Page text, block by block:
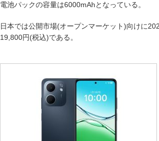
電池パックの容量は6000mAhとなっている。
日本では公開市場(オープンマーケット)向けに
19,800円(税込)である。